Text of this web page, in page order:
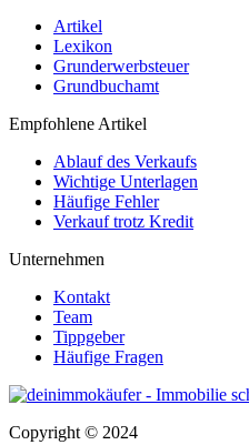
Artikel
Lexikon
Grunderwerbsteuer
Grundbuchamt
Empfohlene Artikel
Ablauf des Verkaufs
Wichtige Unterlagen
Häufige Fehler
Verkauf trotz Kredit
Unternehmen
Kontakt
Team
Tippgeber
Häufige Fragen
Copyright © 2024